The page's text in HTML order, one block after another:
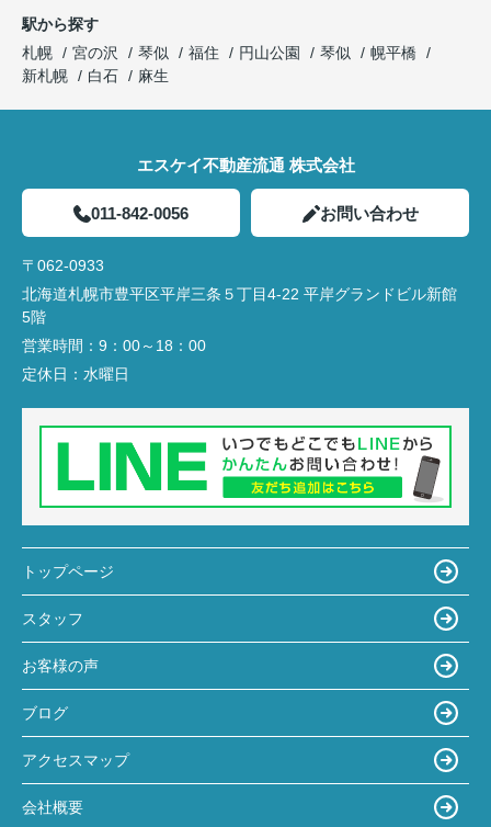
駅から探す
札幌
宮の沢 琴似 福住 円山公園 琴似
幌平橋
新札幌
白石 麻生
エスケイ不動産流通 株式会社
011-842-0056 お問い合わせ
〒062-0933
北海道札幌市豊平区平岸三条５丁目4-22 平岸グランドビル新館
5階
営業時間： 9：00～18：00
定休日： 水曜日
トップページ
スタッフ
お客様の声
ブログ
アクセスマップ
会社概要